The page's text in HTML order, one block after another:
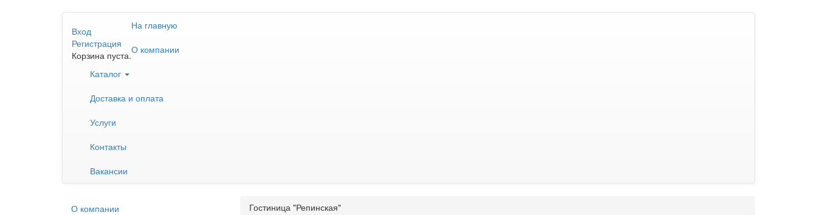
Вход
Регистрация
Корзина пуста.
На главную
О компании
Каталог
Доставка и оплата
Услуги
Контакты
Вакансии
О компании
Гостиница "Репинская"